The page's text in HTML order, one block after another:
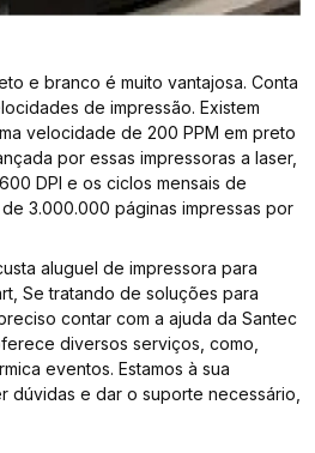
e branco é muito vantajosa. Conta
de impressão. Existem
velocidade de 200 PPM em preto
por essas impressoras a laser,
DPI e os ciclos mensais de
3.000.000 páginas impressas por
aluguel de impressora para
Se tratando de soluções para
contar com a ajuda da Santec
diversos serviços, como,
eventos. Estamos à sua
dúvidas e dar o suporte necessário,